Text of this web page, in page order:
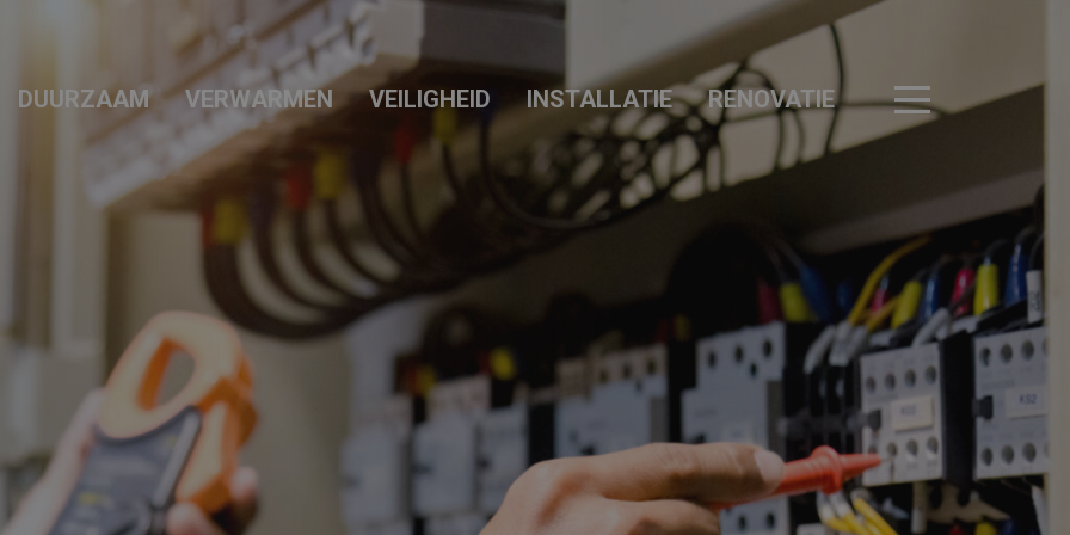
DUURZAAM VERWARMEN VEILIGHEID INSTALLATIE RENOVATIE